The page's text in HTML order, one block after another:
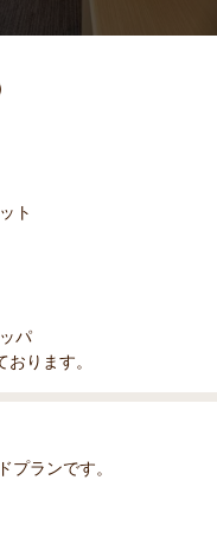
ト
パ
ります。
プランです。